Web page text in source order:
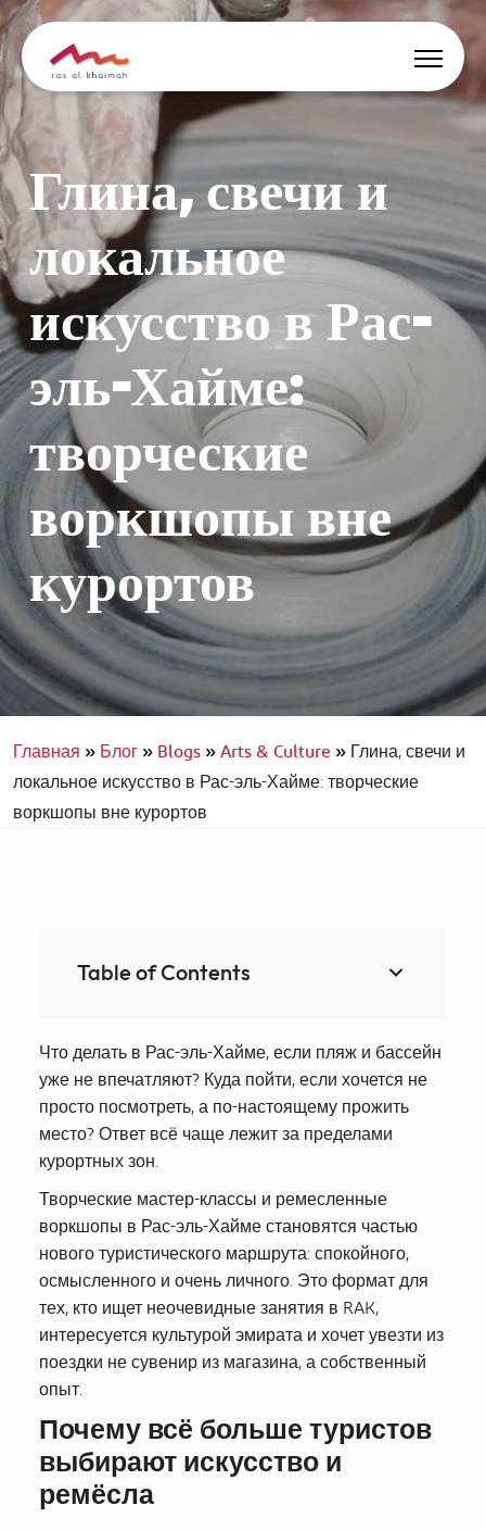
Скидки
Вдохновись
Где остановиться
Чем заняться
Спланируй тур
🇷🇺 События
Глина, свечи и
локальное
искусство в Рас-
эль-Хайме:
творческие
воркшопы вне
курортов
Главная»Блог»Blogs»Arts & Culture»Глина, свечи и
локальное искусство в Рас-эль-Хайме: творческие
воркшопы вне курортов
Table of Contents
Что делать в Рас-эль-Хайме, если пляж и бассейн
уже не впечатляют? Куда пойти, если хочется не
просто посмотреть, а по-настоящему прожить
место? Ответ всё чаще лежит за пределами
курортных зон.
Творческие мастер-классы и ремесленные
воркшопы в Рас-эль-Хайме становятся частью
нового туристического маршрута: спокойного,
осмысленного и очень личного. Это формат для
тех, кто ищет неочевидные занятия в RAK,
интересуется культурой эмирата и хочет увезти из
поездки не сувенир из магазина, а собственный
опыт.
Почему всё больше туристов
выбирают искусство и
ремёсла